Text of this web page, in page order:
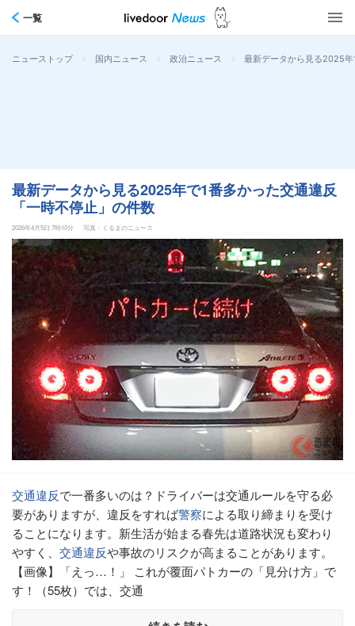
一覧
ニューストップ > 国内ニュース > 政治ニュース > 最新データから見る2025
最新データから見る2025年で1番多かった交通違反
「一時不停止」の件数
2026年4月5日 7時10分 写真：くるまのニュース
交通違反で一番多いのは？ドライバーは交通ルールを守る必
要がありますが、違反をすれば警察による取り締まりを受け
ることになります。新生活が始まる春先は道路状況も変わり
やすく、 交通違反や事故のリスクが高まることがあります。
【画像】「えっ…！」 これが覆面パトカーの「見分け方」で
す！（55枚）では、交通